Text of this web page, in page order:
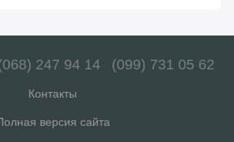
247 94 14 (099) 731 05 62
Контакты
версия сайта